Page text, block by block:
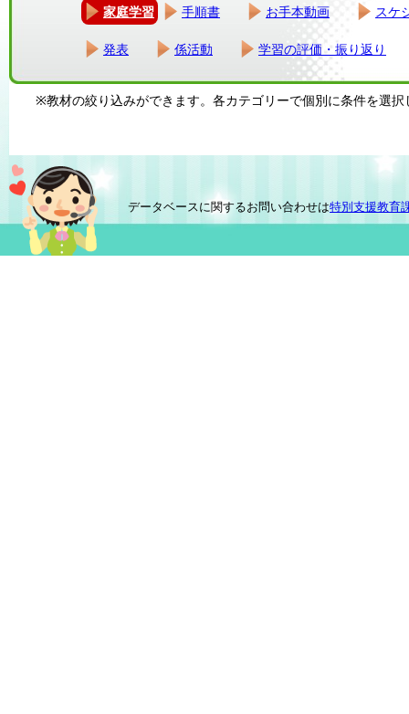
家庭学習 手順書 お手本動画 スケ
発表 係活動 学習の評価・振り返り
※教材の絞り込みができます。各カテゴリーで個別に条件を選択
データベースに関するお問い合わせは特別支援教育